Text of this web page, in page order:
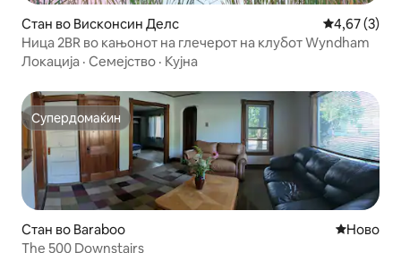
Стан во Висконсин Делс Просечна
4,67 (3)
Ница 2BR во кањонот на глечерот на клубот Wyndham
Локација · Семејство · Кујна
Супердомаќин
Супердомаќин
Стан во Baraboo Ново
Ново
The 500 Downstairs